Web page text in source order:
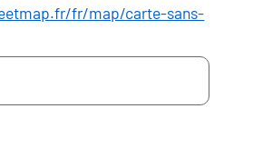
fr/map/carte-sans-